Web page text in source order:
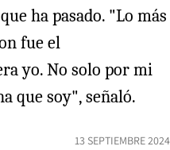
ha pasado. "Lo más
fue el
yo. No solo por mi
que soy", señaló.
13 SEPTIEMBRE 2024